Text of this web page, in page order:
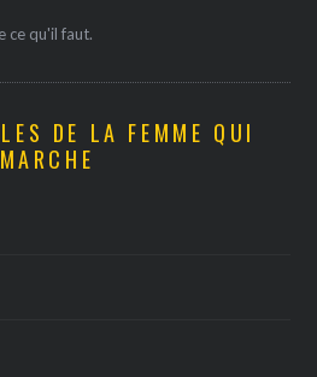
ce qu'il faut.
DE LA FEMME QUI
MARCHE